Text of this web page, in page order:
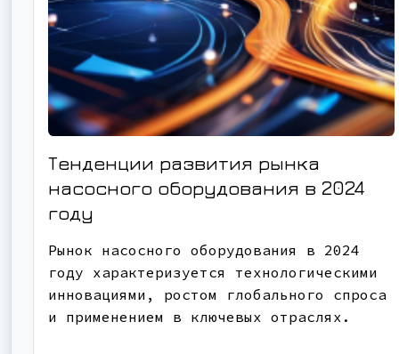
Тенденции развития рынка
насосного оборудования в 2024
году
Рынок насосного оборудования в 2024
году характеризуется технологическими
инновациями, ростом глобального спроса
и применением в ключевых отраслях.